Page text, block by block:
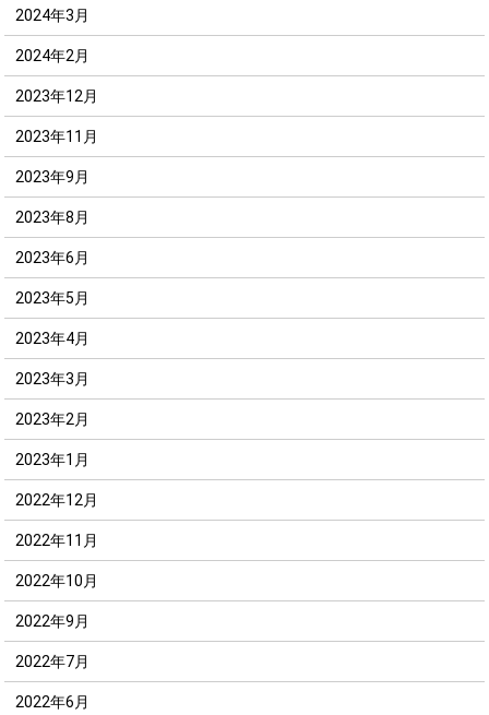
2024年3月
2024年2月
2023年12月
2023年11月
2023年9月
2023年8月
2023年6月
2023年5月
2023年4月
2023年3月
2023年2月
2023年1月
2022年12月
2022年11月
2022年10月
2022年9月
2022年7月
2022年6月